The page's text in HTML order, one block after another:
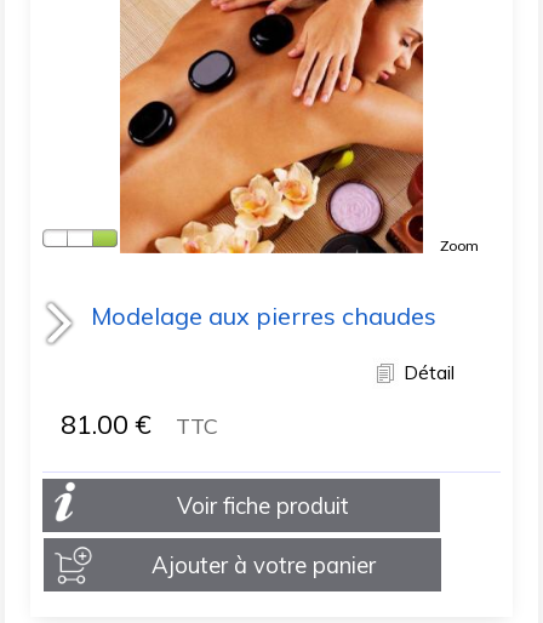
Zoom
Modelage aux pierres chaudes
Détail
81.00 € TTC
Voir fiche produit
Ajouter à votre panier